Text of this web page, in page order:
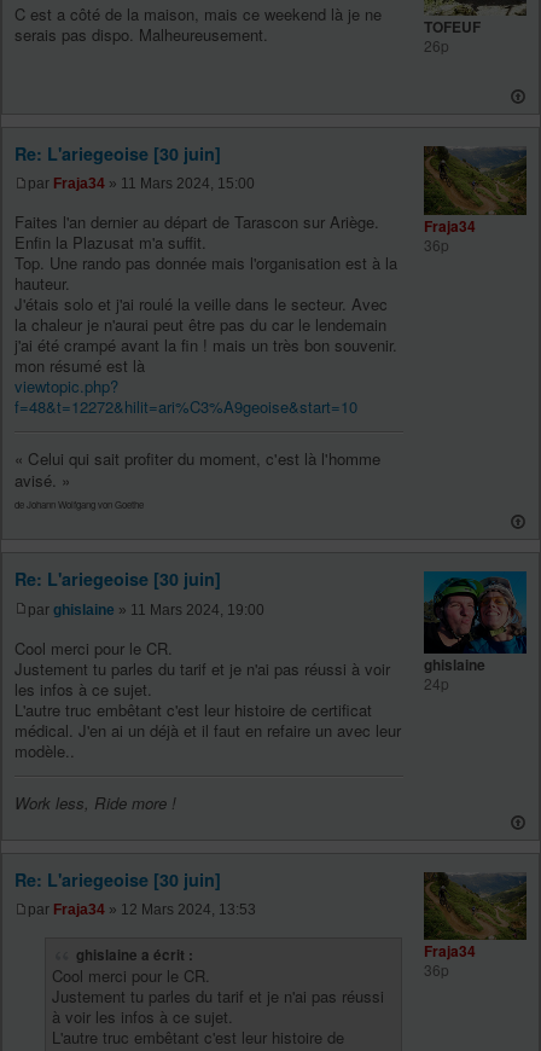
C est a côté de la maison, mais ce weekend là je ne
serais pas dispo. Malheureusement.
TOFEUF
26p
Re: L'ariegeoise [30 juin]
par Fraja34 » 11 Mars 2024, 15:00
Faites l'an dernier au départ de Tarascon sur Ariège.
Enfin la Plazusat m'a suffit.
Top. Une rando pas donnée mais l'organisation est à la
hauteur.
J'étais solo et j'ai roulé la veille dans le secteur. Avec
la chaleur je n'aurai peut être pas du car le lendemain
j'ai été crampé avant la fin ! mais un très bon souvenir.
mon résumé est là
viewtopic.php?
f=48&t=12272&hilit=ari%C3%A9geoise&start=10
« Celui qui sait profiter du moment, c'est là l'homme
avisé. »
de Johann Wolfgang von Goethe
Fraja34
36p
Re: L'ariegeoise [30 juin]
par ghislaine » 11 Mars 2024, 19:00
Cool merci pour le CR.
Justement tu parles du tarif et je n'ai pas réussi à voir
les infos à ce sujet.
L'autre truc embêtant c'est leur histoire de certificat
médical. J'en ai un déjà et il faut en refaire un avec leur
modèle..
Work less, Ride more !
ghislaine
24p
Re: L'ariegeoise [30 juin]
par Fraja34 » 12 Mars 2024, 13:53
ghislaine a écrit :
Cool merci pour le CR.
Justement tu parles du tarif et je n'ai pas réussi
à voir les infos à ce sujet.
L'autre truc embêtant c'est leur histoire de
Fraja34
36p